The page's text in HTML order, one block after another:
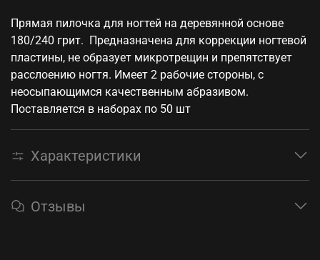
Прямая пилочка для ногтей на деревянной основе
180/240 грит. Предназначена для коррекции ногтевой
пластины, не образует микротрещин и препятствует
расслоению ногтя. Имеет 2 рабочие стороны, с
неосыпающимся качественным абразивом.
Поставляется в наборах по 50 шт
Характеристики
Отзывы